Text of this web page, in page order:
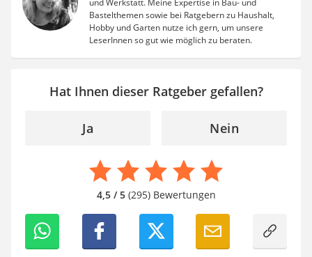
und Werkstatt. Meine Expertise in Bau- und
Bastelthemen sowie bei Ratgebern zu Haushalt,
Hobby und Garten nutze ich gern, um unsere
LeserInnen so gut wie möglich zu beraten.
Hat Ihnen dieser Ratgeber gefallen?
Ja Nein
4,5 / 5(295) Bewertungen